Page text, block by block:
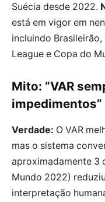
Suécia desde 2022.
está em vigor em
incluindo
League e Copa do
Mito: “VAR
impedimentos”
Verdade: O VAR
mas o sistema
aproximadamente 3
Mundo 2022)
interpretação